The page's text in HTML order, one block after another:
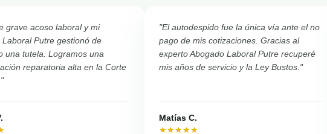
grave acoso laboral y mi
Laboral Putre gestionó de
una tutela. Logramos una
reparatoria alta en la Corte
"El autodespido fue la única vía ante el no
pago de mis cotizaciones. Gracias al
experto Abogado Laboral Putre recuperé
mis años de servicio y la Ley Bustos."
Matías C.
★★★★★